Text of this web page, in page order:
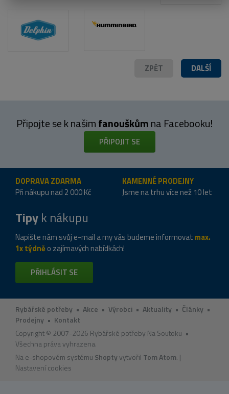
DALŠÍ
ZPĚT
Připojte se k našimfanouškůmna Facebooku!
PŘIPOJIT SE
DOPRAVA ZDARMA
Při nákupu nad 2 000 Kč
KAMENNÉ PRODEJNY
Jsme na trhu více než 10 let
Tipyk nákupu
Napište nám svůj e-mail a my vás budeme informovat max.
1x týdně o zajímavých nabídkách!
PŘIHLÁSIT SE
Rybářské potřeby • Akce • Výrobci • Aktuality • Články •
Prodejny • Kontakt
Copyright © 2007-2026 Rybářské potřeby Na Soutoku •
Všechna práva vyhrazena.
Na e-shopovém systému Shoptyvytvořil Tom Atom. |
Nastavení cookies